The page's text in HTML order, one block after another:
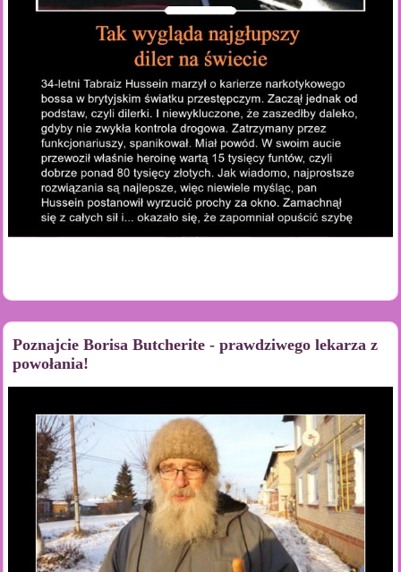
Poznajcie Borisa Butcherite - prawdziwego lekarza z
powołania!